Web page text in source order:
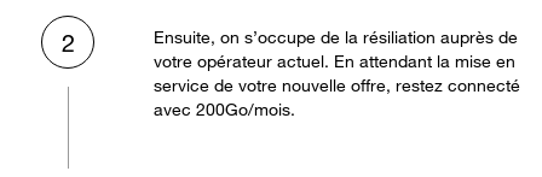
2
Ensuite, on s’occupe de la résiliation auprès de
votre opérateur actuel. En attendant la mise en
service de votre nouvelle offre, restez connecté
avec 200Go/mois.